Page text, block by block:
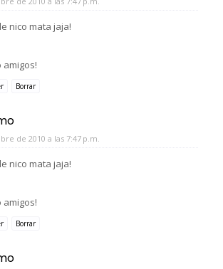
nico mata jaja!
amigos!
Borrar
de 2010 a las 7:47 p.m.
nico mata jaja!
amigos!
Borrar